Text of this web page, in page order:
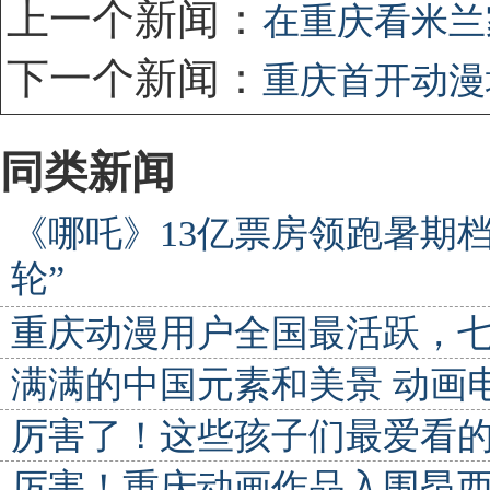
上一个新闻： 在重庆看米
下一个新闻： 重庆首开动
同类新闻
《哪吒》13亿票房领跑暑期
轮”
重庆动漫用户全国最活跃，
满满的中国元素和美景 动画
厉害了！这些孩子们最爱看